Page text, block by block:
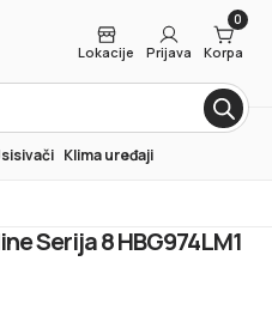
Lokacije Prijava
0
Korpa
Klima uređaji
Serija 8 HBG974LM1